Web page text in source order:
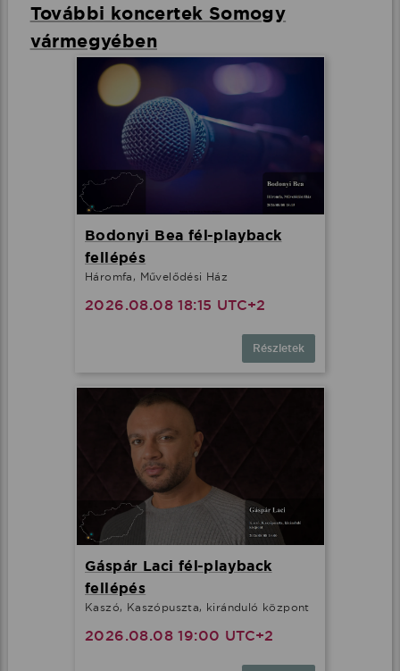
További koncertek Somogy
vármegyében
Bodonyi Bea fél-playback
fellépés
Háromfa, Művelődési Ház
2026.08.08 18:15 UTC+2
Részletek
Gáspár Laci fél-playback
fellépés
Kaszó, Kaszópuszta, kiránduló központ
2026.08.08 19:00 UTC+2